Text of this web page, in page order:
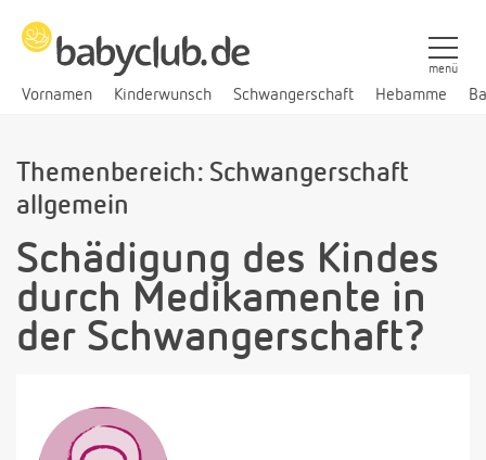
Vornamen Kinderwunsch Schwangerschaft Hebamme
menü
Themenbereich: Schwangerschaft
allgemein
Schädigung des Kindes
durch Medikamente in
der Schwangerschaft?